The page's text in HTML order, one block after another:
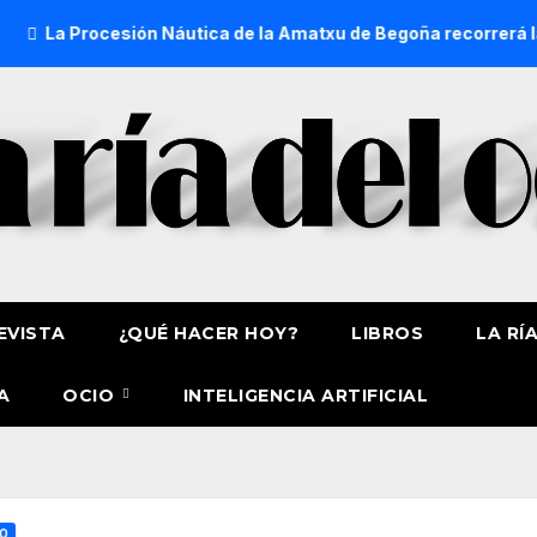
Náutica de la Amatxu de Begoña recorrerá la ría el
¿QUÉ HACER HOY? LIBROS LA
OCIO INTELIGENCIA ARTIFICIAL